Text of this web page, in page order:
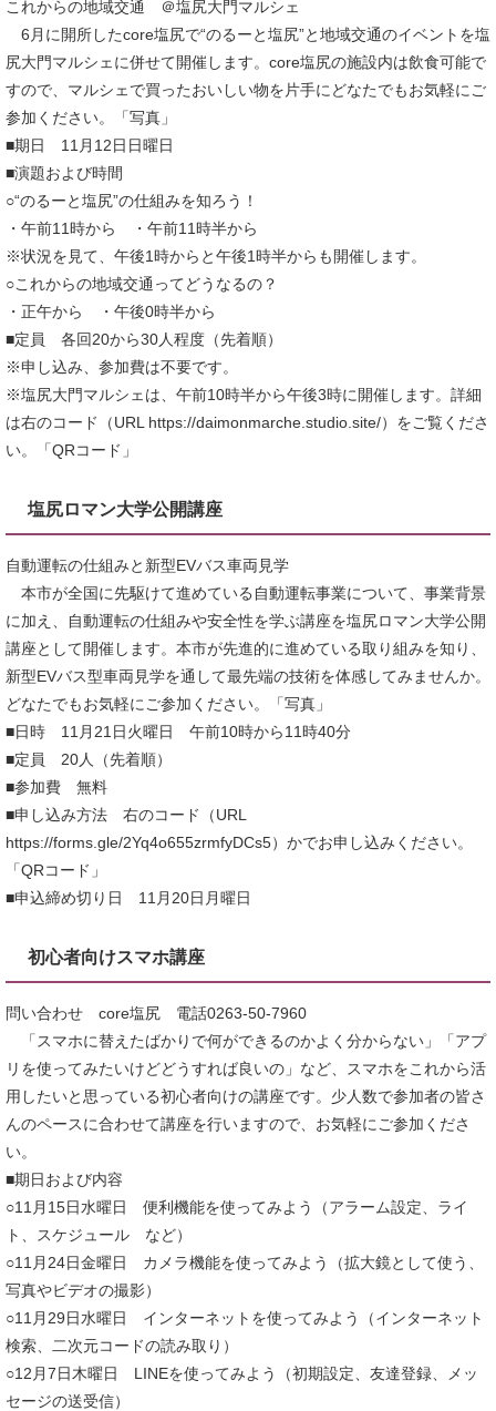
これからの地域交通 ＠塩尻大門マルシェ
6月に開所したcore塩尻で“のるーと塩尻”と地域交通のイベントを塩
尻大門マルシェに併せて開催します。core塩尻の施設内は飲食可能で
すので、マルシェで買ったおいしい物を片手にどなたでもお気軽にご
参加ください。「写真」
■期日 11月12日日曜日
■演題および時間
○“のるーと塩尻”の仕組みを知ろう！
・午前11時から ・午前11時半から
※状況を見て、午後1時からと午後1時半からも開催します。
○これからの地域交通ってどうなるの？
・正午から ・午後0時半から
■定員 各回20から30人程度（先着順）
※申し込み、参加費は不要です。
※塩尻大門マルシェは、午前10時半から午後3時に開催します。詳細
は右のコード（URL https://daimonmarche.studio.site/）をご覧くださ
い。「QRコード」
塩尻ロマン大学公開講座
自動運転の仕組みと新型EVバス車両見学
本市が全国に先駆けて進めている自動運転事業について、事業背景
に加え、自動運転の仕組みや安全性を学ぶ講座を塩尻ロマン大学公開
講座として開催します。本市が先進的に進めている取り組みを知り、
新型EVバス型車両見学を通して最先端の技術を体感してみませんか。
どなたでもお気軽にご参加ください。「写真」
■日時 11月21日火曜日 午前10時から11時40分
■定員 20人（先着順）
■参加費 無料
■申し込み方法 右のコード（URL
https://forms.gle/2Yq4o655zrmfyDCs5）かでお申し込みください。
「QRコード」
■申込締め切り日 11月20日月曜日
初心者向けスマホ講座
問い合わせ core塩尻 電話0263-50-7960
「スマホに替えたばかりで何ができるのかよく分からない」「アプ
リを使ってみたいけどどうすれば良いの」など、スマホをこれから活
用したいと思っている初心者向けの講座です。少人数で参加者の皆さ
んのペースに合わせて講座を行いますので、お気軽にご参加くださ
い。
■期日および内容
○11月15日水曜日 便利機能を使ってみよう（アラーム設定、ライ
ト、スケジュール など）
○11月24日金曜日 カメラ機能を使ってみよう（拡大鏡として使う、
写真やビデオの撮影）
○11月29日水曜日 インターネットを使ってみよう（インターネット
検索、二次元コードの読み取り）
○12月7日木曜日 LINEを使ってみよう（初期設定、友達登録、メッ
セージの送受信）